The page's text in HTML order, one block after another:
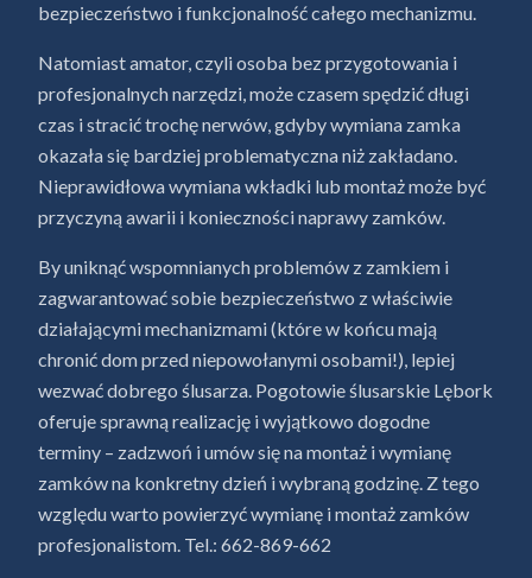
bezpieczeństwo i funkcjonalność całego mechanizmu.
Natomiast amator, czyli osoba bez przygotowania i
profesjonalnych narzędzi, może czasem spędzić długi
czas i stracić trochę nerwów, gdyby wymiana zamka
okazała się bardziej problematyczna niż zakładano.
Nieprawidłowa wymiana wkładki lub montaż może być
przyczyną awarii i konieczności naprawy zamków.
By uniknąć wspomnianych problemów z zamkiem i
zagwarantować sobie bezpieczeństwo z właściwie
działającymi mechanizmami (które w końcu mają
chronić dom przed niepowołanymi osobami!), lepiej
wezwać dobrego ślusarza. Pogotowie ślusarskie Lębork
oferuje sprawną realizację i wyjątkowo dogodne
terminy – zadzwoń i umów się na montaż i wymianę
zamków na konkretny dzień i wybraną godzinę. Z tego
względu warto powierzyć wymianę i montaż zamków
profesjonalistom. Tel.: 662-869-662